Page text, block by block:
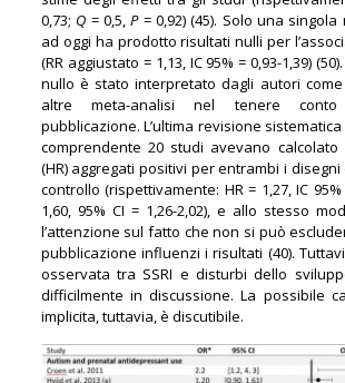
0,73; Q = 0,5,P= 0,92) (45). Solo una
ad oggi ha prodotto risultati nulli per
(RR aggiustato = 1,13, IC 95% = 0,93-1,39)
nullo è stato interpretato dagli autori
altre meta-analisi nel tenere
pubblicazione. L’ultima revisione
comprendente 20 studi avevano calcolato
(HR) aggregati positivi per entrambi i
controllo (rispettivamente: HR = 1,27, IC 95%
1,60, 95% CI = 1,26-2,02), e allo stesso
l’attenzione sul fatto che non si può
pubblicazione influenzi i risultati (40).
osservata tra SSRI e disturbi dello
difficilmente in discussione. La possibile
implicita, tuttavia, è discutibile.